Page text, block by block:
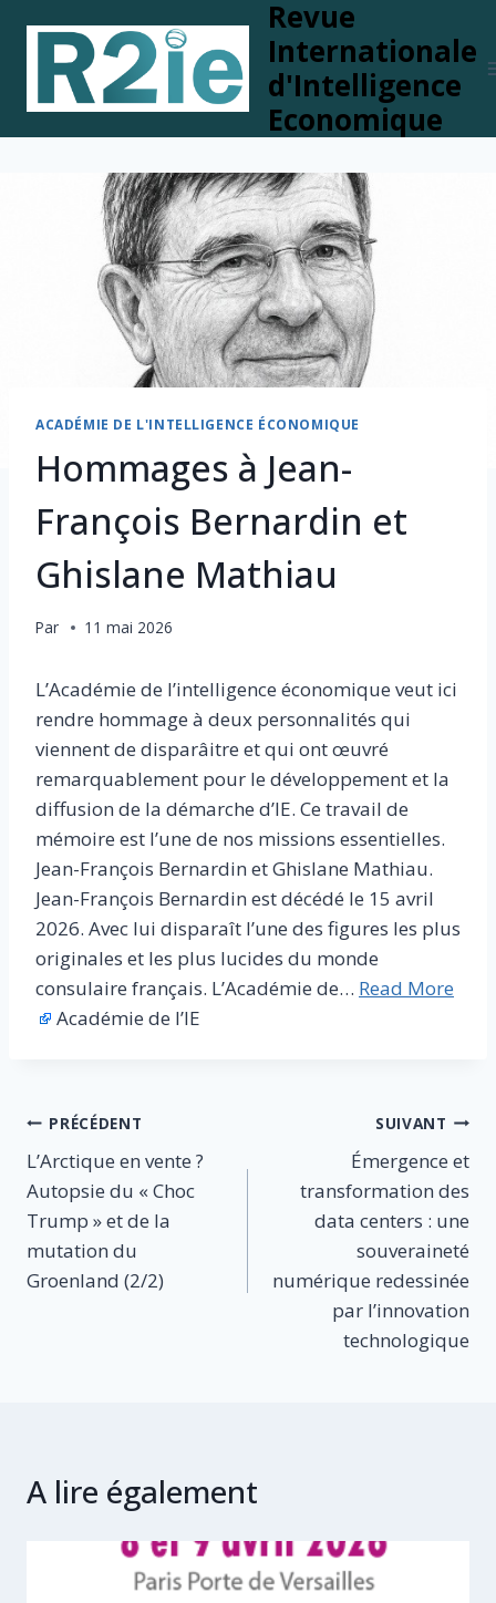
content
Revue
Internationale
d'Intelligence
Economique
ACADÉMIE DE L'INTELLIGENCE ÉCONOMIQUE
Hommages à Jean-
François Bernardin et
Ghislane Mathiau
Par 11 mai 2026
L’Académie de l’intelligence économique veut ici
rendre hommage à deux personnalités qui
viennent de disparâitre et qui ont œuvré
remarquablement pour le développement et la
diffusion de la démarche d’IE. Ce travail de
mémoire est l’une de nos missions essentielles.
Jean-François Bernardin et Ghislane Mathiau.
Jean-François Bernardin est décédé le 15 avril
2026. Avec lui disparaît l’une des figures les plus
originales et les plus lucides du monde
consulaire français. L’Académie de… Read More
Académie de l’IE
Navigation
de
l’article
PRÉCÉDENT
L’Arctique en vente ?
Autopsie du « Choc
Trump » et de la
mutation du
Groenland (2/2)
SUIVANT
Émergence et
transformation des
data centers : une
souveraineté
numérique redessinée
par l’innovation
technologique
A lire également